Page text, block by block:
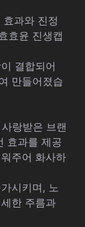
과와 진정
효윤 진생캡
결합되어
만들어졌습
랑받은 브랜
효과를 제공
주어 화사하
시키며, 노
한 주름과